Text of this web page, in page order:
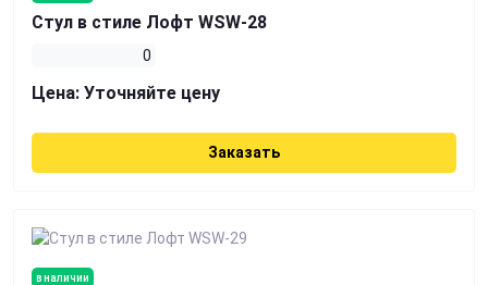
Стул в стиле Лофт WSW-28
0
Цена: Уточняйте цену
Заказать
в наличии